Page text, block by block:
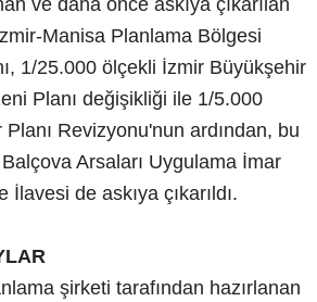
ve daha önce askıya çıkarılan
Manisa Planlama Bölgesi
1/25.000 ölçekli İzmir Büyükşehir
Planı değişikliği ile 1/5.000
Revizyonu'nun ardından, bu
Arsaları Uygulama İmar
İlavesi de askıya çıkarıldı.
şirketi tarafından hazırlanan